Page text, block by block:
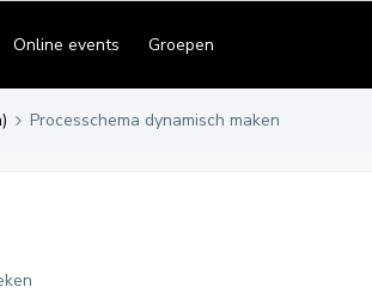
Online events Groepen
Processchema dynamisch maken